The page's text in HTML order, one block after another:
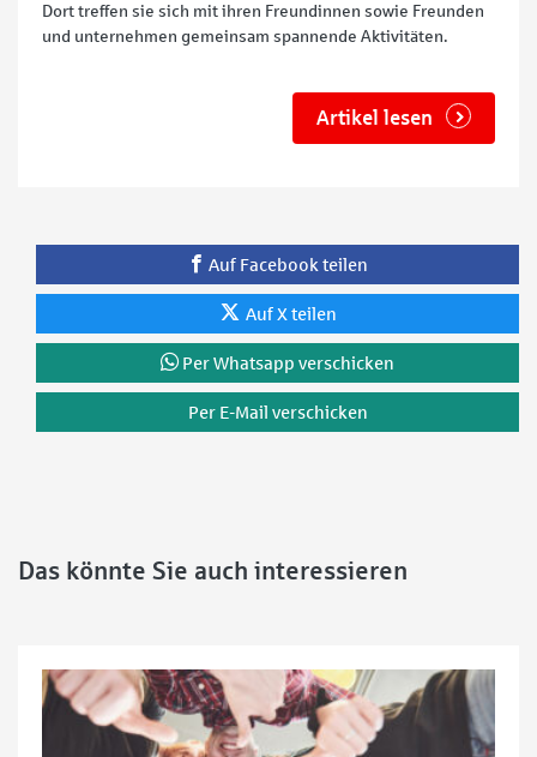
Dort treffen sie sich mit ihren Freundinnen sowie Freunden
und unternehmen gemeinsam spannende Aktivitäten.
Artikel lesen
Auf Facebook teilen
Auf X teilen
Per Whatsapp verschicken
Per E-Mail verschicken
Das könnte Sie auch interessieren